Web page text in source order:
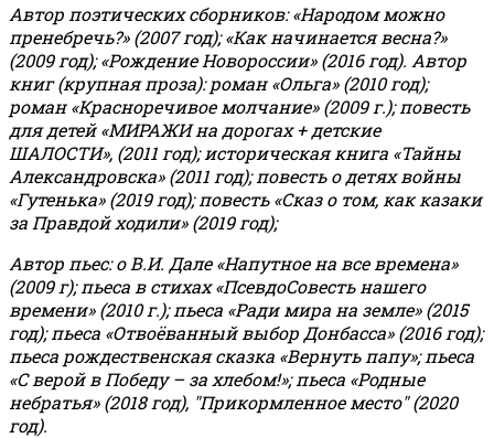
Автор поэтических сборников: «Народом можно
пренебречь?» (2007 год); «Как начинается весна?»
(2009 год); «Рождение Новороссии» (2016 год). Автор
книг (крупная проза): роман «Ольга» (2010 год);
роман «Красноречивое молчание» (2009 г.); повесть
для детей «МИРАЖИ на дорогах + детские
ШАЛОСТИ», (2011 год); историческая книга «Тайны
Александровска» (2011 год); повесть о детях войны
«Гутенька» (2019 год); повесть «Сказ о том, как казаки
за Правдой ходили» (2019 год);
Автор пьес: о В.И. Дале «Напутное на все времена»
(2009 г); пьеса в стихах «ПсевдоСовесть нашего
времени» (2010 г.); пьеса «Ради мира на земле» (2015
год); пьеса «Отвоёванный выбор Донбасса» (2016 год);
пьеса рождественская сказка «Вернуть папу»; пьеса
«С верой в Победу – за хлебом!»;пьеса «Родные
небратья» (2018 год), "Прикормленное место" (2020
год).